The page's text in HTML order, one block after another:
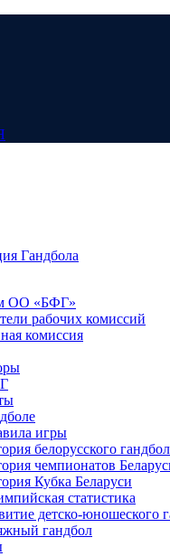
Гандбола
ОО «БФГ»
рабочих комиссий
комиссия
игры
белорусского
чемпионатов
Кубка Беларуси
статистика
детско-юношеского
гандбол